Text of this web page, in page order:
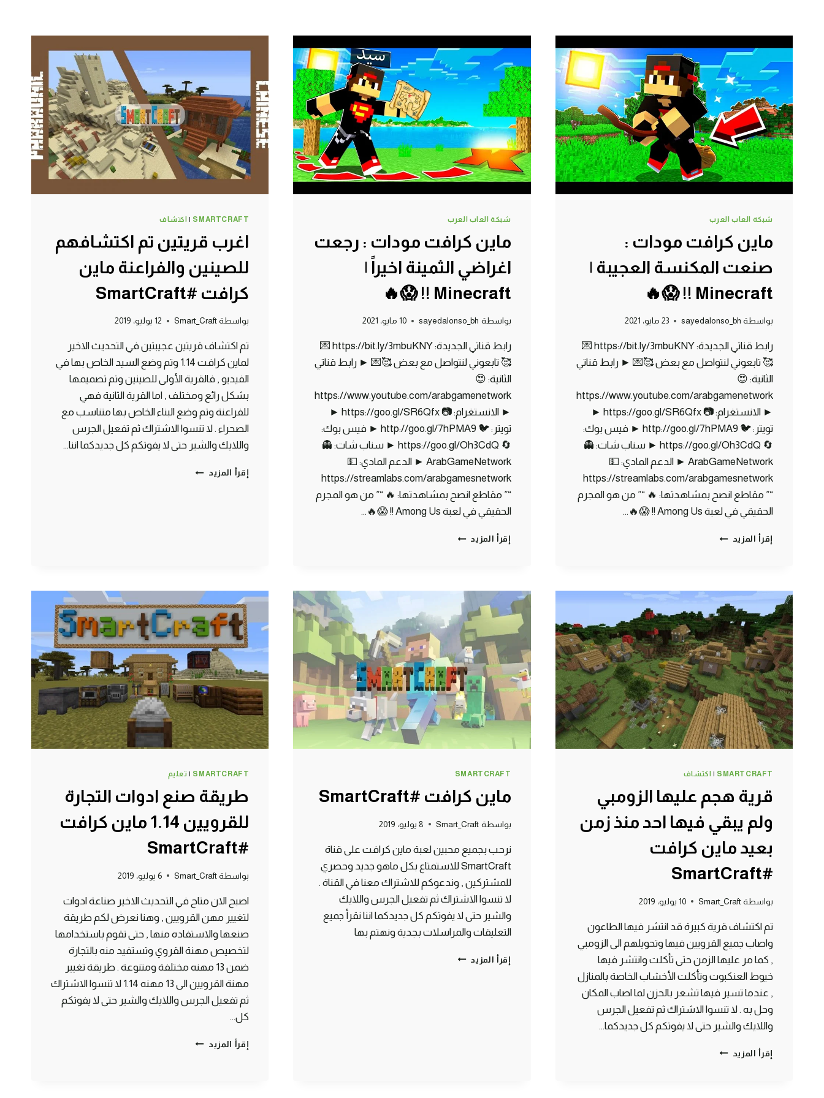
شبكة العاب العرب
ماين كرافت مودات :
صنعت المكنسة العجيبة |
Minecraft !! 😱🔥
بواسطة sayedalonso_bh 23 مايو، 2021
رابط قناتي الجديدة: https://bit.ly/3mbuKNY 💌
🥰 تابعوني لنتواصل مع بعض 🥰💌 ► رابط قناتي
الثانية: 😍
https://www.youtube.com/arabgamenetwork
► الانستغرام: 📷 https://goo.gl/SR6Qfx ►
تويتر: 🐦 http://goo.gl/7hPMA9 ► فيس بوك:
🔄 https://goo.gl/Oh3CdQ ► سناب شات: 👻
ArabGameNetwork ► الدعم المادي: 💵
https://streamlabs.com/arabgamesnetwork
“” مقاطع انصح بمشاهدتها: 🔥 “” من هو المجرم
الحقيقي في لعبة Among Us !! 😱🔥…
إقرأ المزيد ماين
المكنسة
العجيبة
|
MINECRAFT
!!
😱
🔥
شبكة العاب العرب
ماين كرافت مودات : رجعت
اغراضي الثمينة اخيراً |
Minecraft !! 😱🔥
بواسطة sayedalonso_bh 10 مايو، 2021
رابط قناتي الجديدة: https://bit.ly/3mbuKNY 💌
🥰 تابعوني لنتواصل مع بعض 🥰💌 ► رابط قناتي
الثانية: 😍
https://www.youtube.com/arabgamenetwork
► الانستغرام: 📷 https://goo.gl/SR6Qfx ►
تويتر: 🐦 http://goo.gl/7hPMA9 ► فيس بوك:
🔄 https://goo.gl/Oh3CdQ ► سناب شات: 👻
ArabGameNetwork ► الدعم المادي: 💵
https://streamlabs.com/arabgamesnetwork
“” مقاطع انصح بمشاهدتها: 🔥 “” من هو المجرم
الحقيقي في لعبة Among Us !! 😱🔥…
إقرأ المزيد ماين
اغراضي
الثمينة
اخيراً
|
MINECRAFT
!!
😱
🔥
SMARTCRAFT
| اكتشاف
اغرب قريتين تم اكتشافهم
للصينين والفراعنة ماين
كرافت #SmartCraft
بواسطة Smart_Craft 12 يوليو، 2019
تم اكتشاف قريتين عجيبتين في التحديث الاخير
لماين كرافت 1.14 وتم وضع السيد الخاص بها في
الفيديو , فالقرية الأولى للصينين وتم تصميمها
بشكل رائع ومختلف , اما القرية الثانية فهي
للفراعنة وتم وضع البناء الخاص بها متناسب مع
الصحراء . لا تنسوا الاشتراك ثم تفعيل الجرس
واللايك والشير حتى لا يفوتكم كل جديدكما اننا…
إقرأ المزيد اغرب
SMARTCRAFT
| اكتشاف
قرية هجم عليها الزومبي
ولم يبقي فيها احد منذ زمن
بعيد ماين كرافت
#SmartCraft
بواسطة Smart_Craft 10 يوليو، 2019
تم اكتشاف قرية كبيرة قد انتشر فيها الطاعون
واصاب جميع القرويين فيها وتحويلهم الى الزومبي
, كما مر عليها الزمن حتى تأكلت وانتشر فيها
خيوط العنكبوت وتأكلت الأخشاب الخاصة بالمنازل
, عندما تسير فيها تشعر بالحزن لما اصاب المكان
وحل به . لا تنسوا الاشتراك ثم تفعيل الجرس
واللايك والشير حتى لا يفوتكم كل جديدكما…
إقرأ المزيد قرية
SMARTCRAFT
ماين كرافت #SmartCraft
بواسطة Smart_Craft 8 يوليو، 2019
نرحب بجميع محبين لعبة ماين كرافت على قناة
SmartCraft للاستمتاع بكل ماهو جديد وحصري
للمشتركين , وندعوكم للاشتراك معنا في القناة .
لا تنسوا الاشتراك ثم تفعيل الجرس واللايك
والشير حتى لا يفوتكم كل جديدكما اننا نقرأ جميع
التعليقات والمراسلات بجدية ونهتم بها
إقرأ المزيد ماين
SMARTCRAFT
| تعليم
طريقة صنع ادوات التجارة
للقرويين 1.14 ماين كرافت
#SmartCraft
بواسطة Smart_Craft 6 يوليو، 2019
اصبح الان متاح في التحديث الاخير صناعة ادوات
لتغيير مهن القرويين , وهنا نعرض لكم طريقة
صنعها والاستفاده منها , حتى تقوم باستخدامها
لتخصيص مهنة القروي وتستفيد منه بالتجارة
ضمن 13 مهنه مختلفة ومتنوعة . طريقة تغيير
مهنة القرويين الى 13 مهنه 1.14 لا تنسوا الاشتراك
ثم تفعيل الجرس واللايك والشير حتى لا يفوتكم
كل…
إقرأ المزيد طريقة